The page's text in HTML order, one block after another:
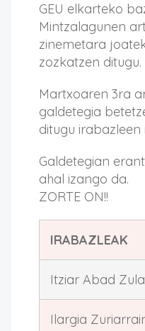
GEU elkarteko
Mintzalagunen
zinemetara
zozkatzen ditugu.
Martxoaren 3ra
galdetegia
ditugu irabazleen
Galdetegian
ahal izango da.
ZORTE ON!!
IRABAZLEAK
Itziar Abad
Ilargia